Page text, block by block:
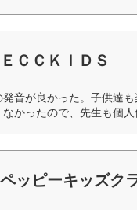
ＥＣＣＫＩＤＳ
発音が良かった。子供達
なかったので、先生も個
ペッピーキッズク